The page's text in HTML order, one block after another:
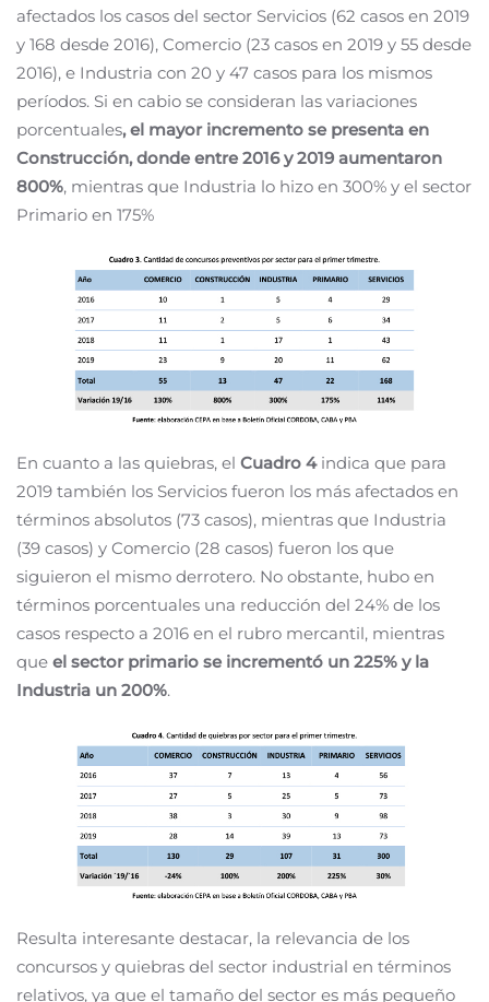
afectados los casos del sector Servicios (62 casos en 2019
y 168 desde 2016), Comercio (23 casos en 2019 y 55 desde
2016), e Industria con 20 y 47 casos para los mismos
períodos. Si en cabio se consideran las variaciones
porcentuales, el mayor incremento se presenta en
Construcción, donde entre 2016 y 2019 aumentaron
800%, mientras que Industria lo hizo en 300% y el sector
Primario en 175%
En cuanto a las quiebras, el Cuadro 4indica que para
2019 también los Servicios fueron los más afectados en
términos absolutos (73 casos), mientras que Industria
(39 casos) y Comercio (28 casos) fueron los que
siguieron el mismo derrotero. No obstante, hubo en
términos porcentuales una reducción del 24% de los
casos respecto a 2016 en el rubro mercantil, mientras
que el sector primario se incrementó un 225% y la
Industria un 200%.
Resulta interesante destacar, la relevancia de los
concursos y quiebras del sector industrial en términos
relativos, ya que el tamaño del sector es más pequeño